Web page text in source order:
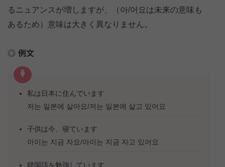
るニュアンスが増しますが、（아/어요は未来の意味も
あるため）意味は大きく異なりません。
例文
私は日本に住んでいます
저는 일본에 살아요/저는 일본에 살고 있어요
子供は今、寝ています
아이는 지금 자요/아이는 지금 자고 있어요
韓国語を勉強しています